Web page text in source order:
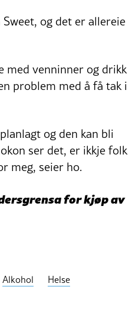
og det er allereie
med venninner og drikk
problem med å få tak i
og den kan bli
ser det, er ikkje folk
meg, seier ho.
for kjøp av
Alkohol Helse